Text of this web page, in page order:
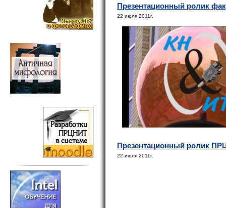
Презентационный ролик
22 июля 2011г.
Презентационный ролик
22 июля 2011г.